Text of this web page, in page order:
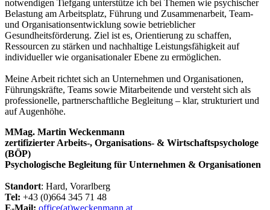
notwendigen Tiefgang unterstütze ich bei Themen wie psychischer
Belastung am Arbeitsplatz, Führung und Zusammenarbeit, Team-
und Organisationsentwicklung sowie betrieblicher
Gesundheitsförderung. Ziel ist es, Orientierung zu schaffen,
Ressourcen zu stärken und nachhaltige Leistungsfähigkeit auf
individueller wie organisationaler Ebene zu ermöglichen.
Meine Arbeit richtet sich an Unternehmen und Organisationen,
Führungskräfte, Teams sowie Mitarbeitende und versteht sich als
professionelle, partnerschaftliche Begleitung – klar, strukturiert und
auf Augenhöhe.
MMag. Martin Weckenmann
zertifizierter Arbeits-, Organisations- & Wirtschaftspsychologe
(BÖP)
Psychologische Begleitung für Unternehmen & Organisationen
Standort: Hard, Vorarlberg
Tel: +43 (0)664 345 71 48